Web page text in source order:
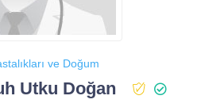
ve Doğum
Utku Doğan